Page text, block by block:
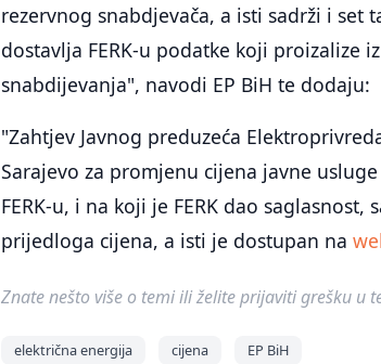
rezervnog snabdjevača, a isti sadrži i set
dostavlja FERK-u podatke koji proizalize
snabdijevanja", navodi EP BiH te dodaju:
"Zahtjev Javnog preduzeća
Sarajevo za promjenu cijena javne
FERK-u, i na koji je FERK dao
prijedloga cijena, a isti je dostupan na
Znate nešto više o temi ili želite prijaviti grešku u
električna energija cijena EP BiH